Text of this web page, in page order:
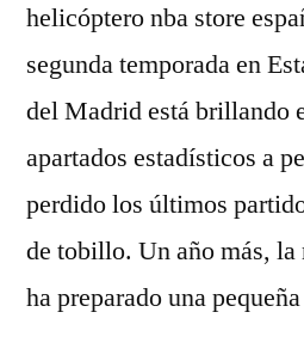
helicóptero nba store
segunda temporada en
del Madrid está brillando
apartados estadísticos a
perdido los últimos
de tobillo. Un año más,
ha preparado una